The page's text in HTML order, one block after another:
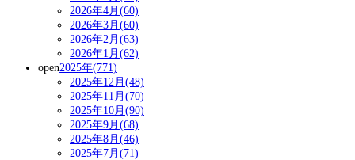
2026年4月(60)
2026年3月(60)
2026年2月(63)
2026年1月(62)
open2025年(771)
2025年12月(48)
2025年11月(70)
2025年10月(90)
2025年9月(68)
2025年8月(46)
2025年7月(71)